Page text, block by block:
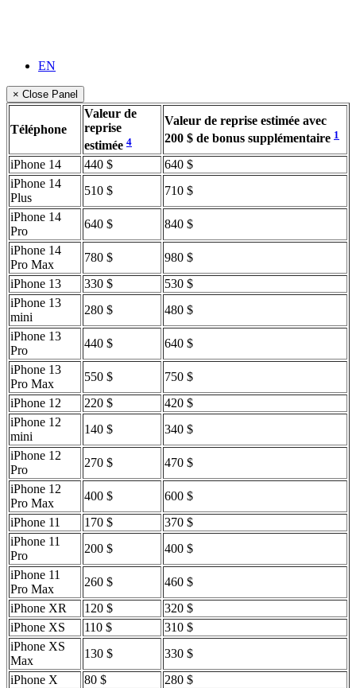
EN
× Close Panel
Téléphone
Valeur de
reprise
estimée 4
Valeur de reprise estimée avec
200 $ de bonus supplémentaire 1
iPhone 14 440 $
640 $
iPhone 14
Plus
510 $
710 $
iPhone 14
Pro
640 $
840 $
iPhone 14
Pro Max
780 $
980 $
iPhone 13
330 $
530 $
iPhone 13
mini
280 $
480 $
iPhone 13
Pro
440 $
640 $
iPhone 13
Pro Max
550 $
750 $
iPhone 12
220 $
420 $
iPhone 12
mini
140 $
340 $
iPhone 12
Pro
270 $
470 $
iPhone 12
Pro Max
400 $
600 $
iPhone 11
170 $
370 $
iPhone 11
Pro
200 $
400 $
iPhone 11
Pro Max
260 $
460 $
iPhone XR
120 $
320 $
iPhone XS
110 $
310 $
iPhone XS
Max
130 $
330 $
iPhone X
80 $
280 $